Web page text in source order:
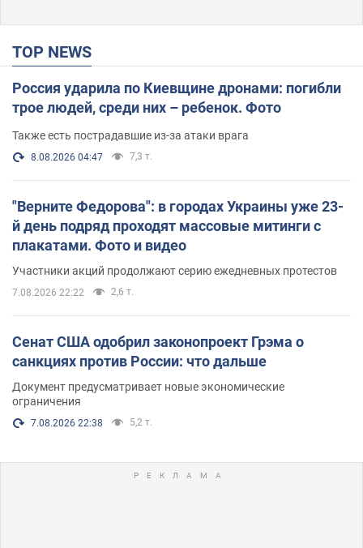
TOP NEWS
Россия ударила по Киевщине дронами: погибли
трое людей, среди них – ребенок. Фото
Также есть пострадавшие из-за атаки врага
8.08.2026 04:47 7,3 т.
"Верните Федорова": в городах Украины уже 23-
й день подряд проходят массовые митинги с
плакатами. Фото и видео
Участники акций продолжают серию ежедневных протестов
7.08.2026 22:22 2,6 т.
Сенат США одобрил законопроект Грэма о
санкциях против России: что дальше
Документ предусматривает новые экономические
ограничения
7.08.2026 22:38 5,2 т.